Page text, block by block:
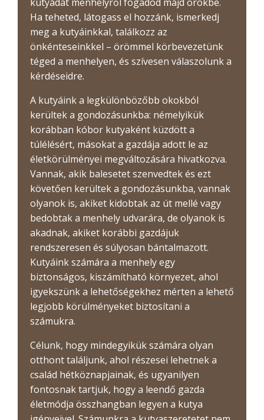
Ha teheted, látogass el hozzánk, ismerkedj
meg a kutyáinkkal, találkozz az
önkénteseinkkel – örömmel körbevezetünk
téged a menhelyen, és szívesen válaszolunk a
kérdéseidre.
A kutyáink a legkülönbözőbb okokból
kerültek a gondozásunkba: némelyikük
korábban kóbor kutyaként küzdött a
túlélésért, másokat a gazdája adott le az
életkörülményei megváltozására hivatkozva.
Vannak, akik balesetet szenvedtek és ezt
követően kerültek a gondozásunkba, vannak
olyanok is, akiket kidobtak az út mellé vagy
bedobtak a menhely udvarára, de olyanok is
akadnak, akiket korábbi gazdájuk
rendszeresen és súlyosan bántalmazott.
Kutyáink számára a menhely egy
biztonságos, kiszámítható környezet, ahol
igyekszünk a lehetőségekhez mérten a lehető
legjobb körülményeket biztosítani a
számukra.
Célunk, hogy mindegyikük számára olyan
otthont találjunk, ahol részesei lehetnek a
család hétköznapjainak, és ugyanilyen
fontosnak tartjuk, hogy a leendő gazda
életmódja összhangban legyen a kutya